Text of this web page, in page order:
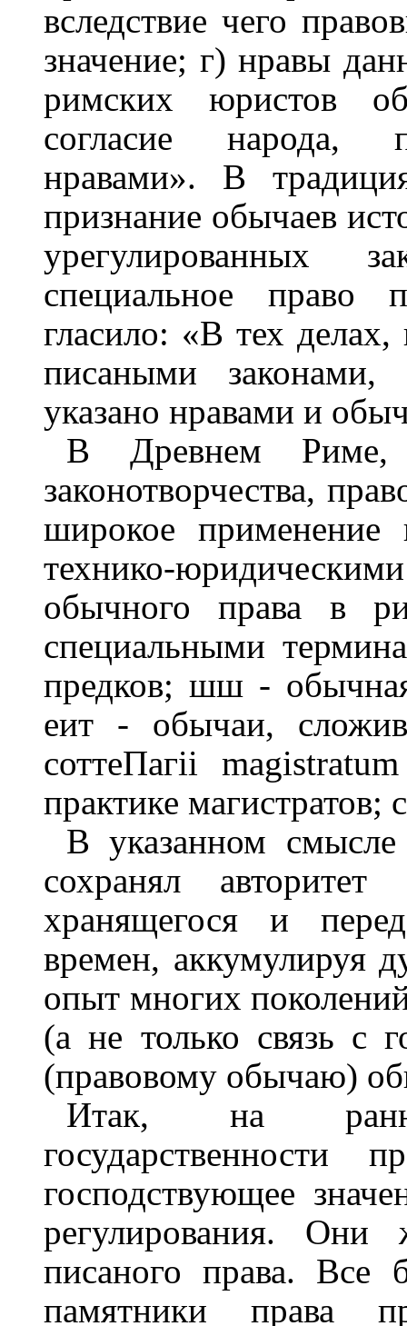
вследствие чего
значение; г) нравы
римских юристов
согласие народа,
нравами». В
признание обычаев
урегулированных
специальное право
гласило: «В тех
писаными
указано нравами и
В Древнем Риме,
законотворчества,
широкое
технико-
обычного права в
специальными
предков; шш - обычная
еит - обычаи,
соттеПагіі
практике
В указанном
сохранял
хранящегося и
времен, аккумулируя
опыт многих
(а не только связь с
(правовому обычаю)
Итак, на
государственности
господствующее
регулирования.
писаного права. Все
памятники права